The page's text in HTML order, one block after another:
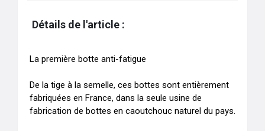
Détails de l'article :
La première botte anti-fatigue
De la tige à la semelle, ces bottes sont entièrement
fabriquées en France, dans la seule usine de
fabrication de bottes en caoutchouc naturel du pays.